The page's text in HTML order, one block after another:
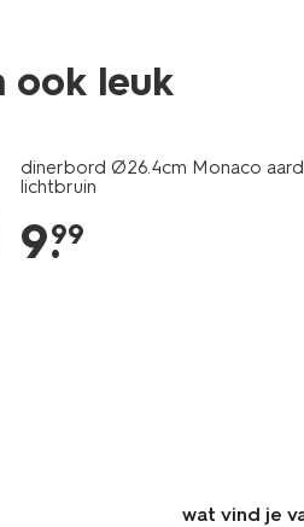
ook leuk
dinerbord Ø26.4cm Monaco
lichtbruin
9.
99
wat vind je